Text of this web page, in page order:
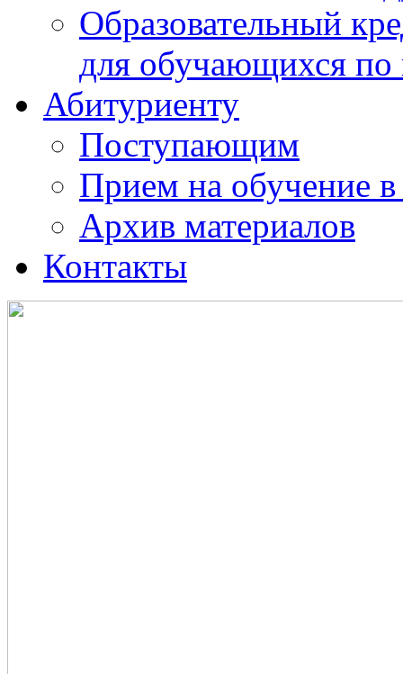
Образовательный
для обучающихся
Абитуриенту
Поступающим
Прием на обучение в
Архив материалов
Контакты